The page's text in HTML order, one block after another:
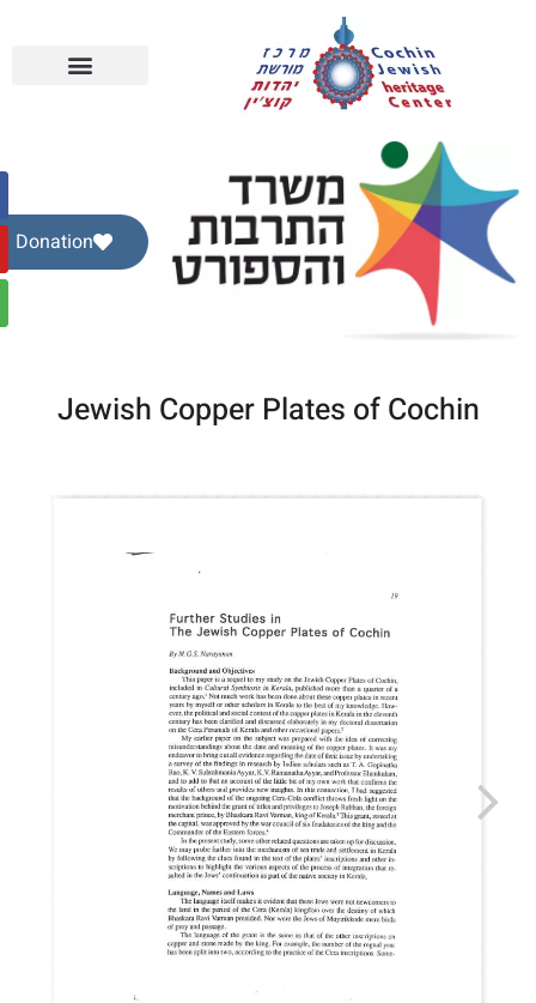
Donation
Jewish Copper Plates of Cochin